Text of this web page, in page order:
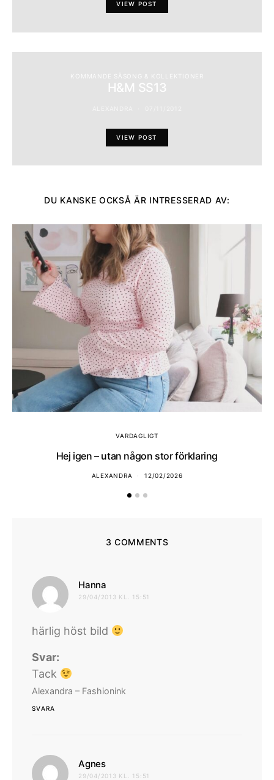
VIEW POST
KOMMANDE SÄSONG & KOLLEKTIONER
H&M SS13
VIEW POST
DU KANSKE OCKSÅ ÄR INTRESSERAD AV:
VARDAGLIGT
Hej igen – utan någon stor förklaring
ALEXANDRA 12/02/2026
3 COMMENTS
Hanna
29/04/2013 KL. 15:51
härlig höst bild
Svar:
Tack
Alexandra – Fashionink
SVARA
Agnes
29/04/2013 KL. 15:51